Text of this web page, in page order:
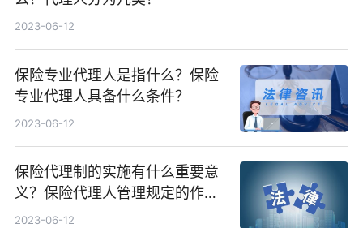
2023-06-12
保险专业代理人是指什么？保险
专业代理人具备什么条件？
2023-06-12
保险代理制的实施有什么重要意
义？保险代理人管理规定的作用
有哪些？
2023-06-12